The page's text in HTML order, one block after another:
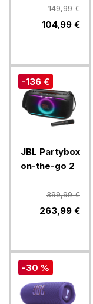
149,99 €
104,99 €
-136 €
JBL Partybox
on-the-go 2
399,99 €
263,99 €
-30 %